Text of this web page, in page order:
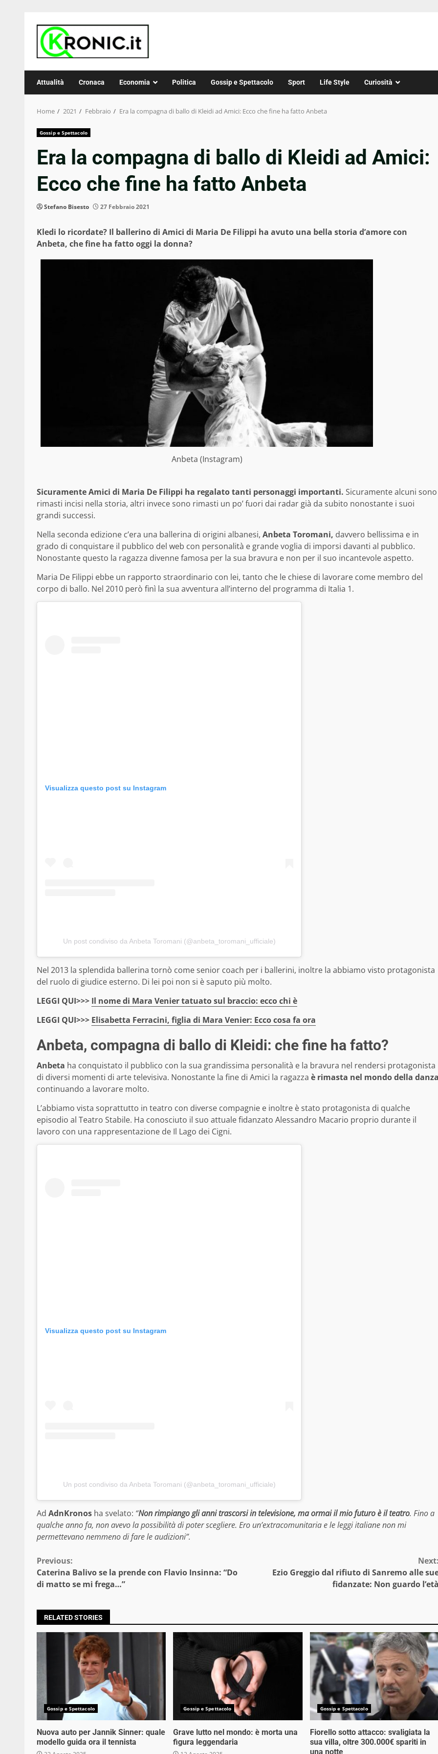
content
Attualità Cronaca Economia Politica Gossip e Spettacolo Sport Life Style Curiosità
Home 2021 Febbraio Era la compagna di ballo di Kleidi ad Amici: Ecco che fine ha fatto Anbeta
Gossip e Spettacolo
Era la compagna di ballo di Kleidi ad Amici:
Ecco che fine ha fatto Anbeta
Stefano Bisesto 27 Febbraio 2021
Kledi lo ricordate? Il ballerino di Amici di Maria De Filippi ha avuto una bella storia d’amore con
Anbeta, che fine ha fatto oggi la donna?
Anbeta (Instagram)
Sicuramente Amici di Maria De Filippi ha regalato tanti personaggi importanti. Sicuramente alcuni sono
rimasti incisi nella storia, altri invece sono rimasti un po’ fuori dai radar già da subito nonostante i suoi
grandi successi.
Nella seconda edizione c’era una ballerina di origini albanesi, Anbeta Toromani, davvero bellissima e in
grado di conquistare il pubblico del web con personalità e grande voglia di imporsi davanti al pubblico.
Nonostante questo la ragazza divenne famosa per la sua bravura e non per il suo incantevole aspetto.
Maria De Filippi ebbe un rapporto straordinario con lei, tanto che le chiese di lavorare come membro del
corpo di ballo. Nel 2010 però finì la sua avventura all’interno del programma di Italia 1.
Visualizza questo post su Instagram
Un post condiviso da Anbeta Toromani (@anbeta_toromani_ufficiale)
Nel 2013 la splendida ballerina tornò come senior coach per i ballerini, inoltre la abbiamo visto protagonista
del ruolo di giudice esterno. Di lei poi non si è saputo più molto.
LEGGI QUI>>> Il nome di Mara Venier tatuato sul braccio: ecco chi è
LEGGI QUI>>> Elisabetta Ferracini, figlia di Mara Venier: Ecco cosa fa ora
Anbeta, compagna di ballo di Kleidi: che fine ha fatto?
Anbeta ha conquistato il pubblico con la sua grandissima personalità e la bravura nel rendersi protagonista
di diversi momenti di arte televisiva. Nonostante la fine di Amici la ragazza è rimasta nel mondo della
continuando a lavorare molto.
L’abbiamo vista soprattutto in teatro con diverse compagnie e inoltre è stato protagonista di qualche
episodio al Teatro Stabile. Ha conosciuto il suo attuale fidanzato Alessandro Macario proprio durante il
lavoro con una rappresentazione de Il Lago dei Cigni.
Visualizza questo post su Instagram
Un post condiviso da Anbeta Toromani (@anbeta_toromani_ufficiale)
Ad AdnKronos ha svelato: “Non rimpiango gli anni trascorsi in televisione, ma ormai il mio futuro è il teatro. Fino a
qualche anno fa, non avevo la possibilità di poter scegliere. Ero un’extracomunitaria e le leggi italiane non mi
permettevano nemmeno di fare le audizioni”.
Continue
Reading
Previous:
Caterina Balivo se la prende con Flavio Insinna: “Do
di matto se mi frega…”
Ezio Greggio dal rifiuto di Sanremo alle
fidanzate: Non guardo
RELATED STORIES
Gossip e Spettacolo
Nuova auto per Jannik Sinner: quale
modello guida ora il tennista
Gossip e Spettacolo
Grave lutto nel mondo: è morta una
figura leggendaria
Gossip e Spettacolo
Fiorello sotto attacco: svaligiata la
sua villa, oltre 300.000€ spariti in
una notte